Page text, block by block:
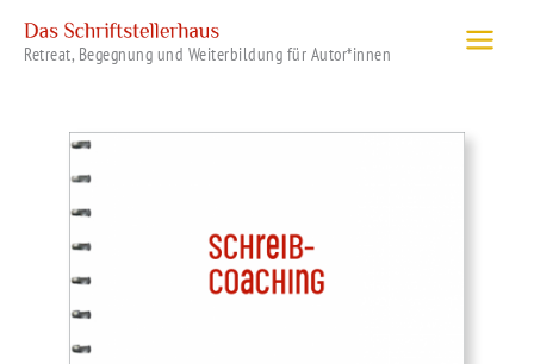
Inhalt
springen
Retreat, Begegnung und Weiterbildung für Autor*innen